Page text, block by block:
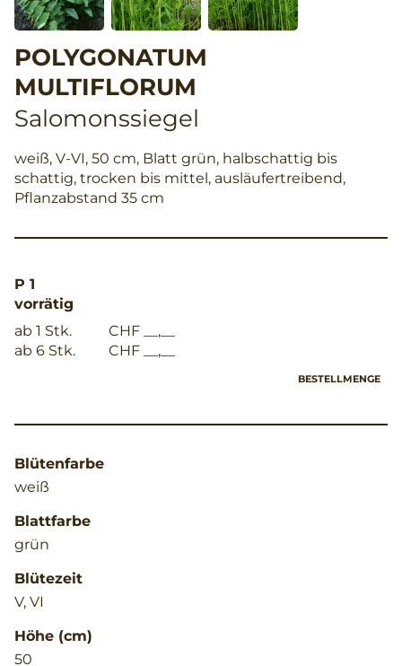
POLYGONATUM
MULTIFLORUM
Salomonssiegel
weiß, V-VI, 50 cm, Blatt grün, halbschattig bis
schattig, trocken bis mittel, ausläufertreibend,
Pflanzabstand 35 cm
P 1
vorrätig
ab 1 Stk.
CHF __,__
ab 6 Stk.
CHF __,__
BESTELLMENGE
Blütenfarbe
weiß
Blattfarbe
grün
Blütezeit
V, VI
Höhe (cm)
50